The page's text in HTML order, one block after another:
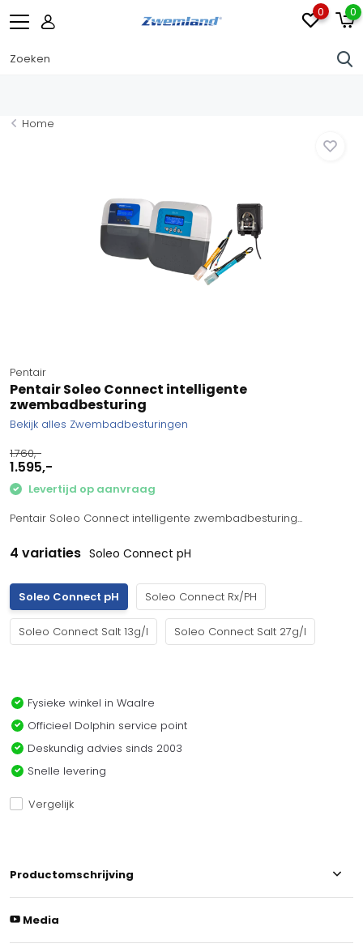
0 0
Home
Pentair
Pentair Soleo Connect intelligente
zwembadbesturing
Bekijk alles Zwembadbesturingen
1.760,-
1.595,-
Levertijd op aanvraag
Pentair Soleo Connect intelligente zwembadbesturing...
4 variaties Soleo Connect pH
Soleo Connect pH Soleo Connect Rx/PH
Soleo Connect Salt 13g/l Soleo Connect Salt 27g/l
Fysieke winkel in Waalre
Officieel Dolphin service point
Deskundig advies sinds 2003
Snelle levering
Vergelijk
Productomschrijving
Media